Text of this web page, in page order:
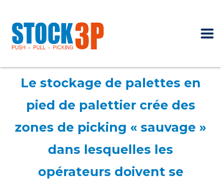
Le stockage de palettes en
pied de palettier crée des
zones de picking « sauvage »
dans lesquelles les
opérateurs doivent se